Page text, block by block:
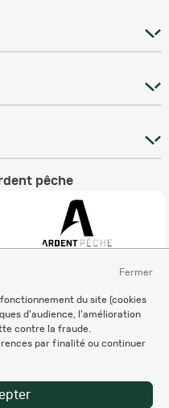
Fermer
du site (cookies
d'audience, l'amélioration
contre la fraude.
par finalité ou continuer
pêche